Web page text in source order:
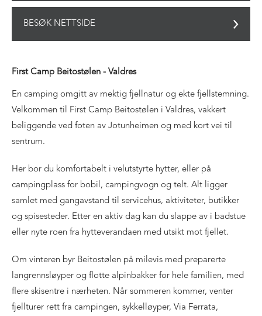
BESØK NETTSIDE
First Camp Beitostølen - Valdres
En camping omgitt av mektig fjellnatur og ekte fjellstemning.
Velkommen til First Camp Beitostølen i Valdres, vakkert
beliggende ved foten av Jotunheimen og med kort vei til
sentrum.
Her bor du komfortabelt i velutstyrte hytter, eller på
campingplass for bobil, campingvogn og telt. Alt ligger
samlet med gangavstand til servicehus, aktiviteter, butikker
og spisesteder. Etter en aktiv dag kan du slappe av i badstue
eller nyte roen fra hytteverandaen med utsikt mot fjellet.
Om vinteren byr Beitostølen på milevis med preparerte
langrennsløyper og flotte alpinbakker for hele familien, med
flere skisentre i nærheten. Når sommeren kommer, venter
fjellturer rett fra campingen, sykkelløyper, Via Ferrata,